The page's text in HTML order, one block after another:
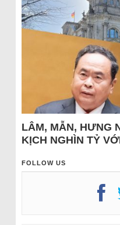
LÂM, MẪN, HƯNG
KỊCH NGHÌN TỶ
FOLLOW US